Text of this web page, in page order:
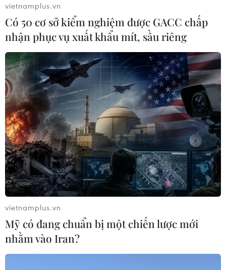
vietnamplus.vn
Có 50 cơ sở kiểm nghiệm được GACC chấp
nhận phục vụ xuất khẩu mít, sầu riêng
vietnamplus.vn
Mỹ có đang chuẩn bị một chiến lược mới
nhằm vào Iran?